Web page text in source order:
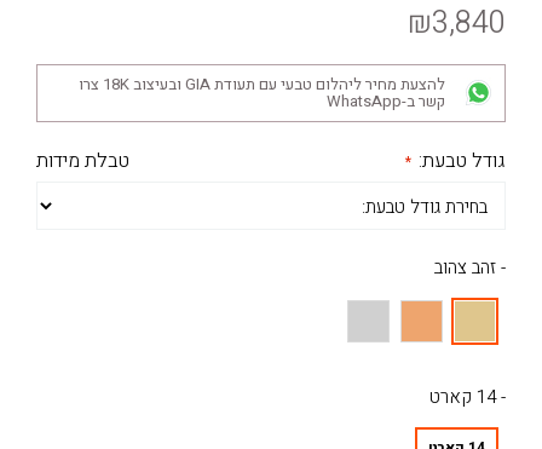
₪3,840
להצעת מחיר ליהלום טבעי עם תעודת GIA ובעיצוב 18K צרו
קשר ב-WhatsApp
טבלת מידות גודל טבעת:
- זהב צהוב
- 14 קארט